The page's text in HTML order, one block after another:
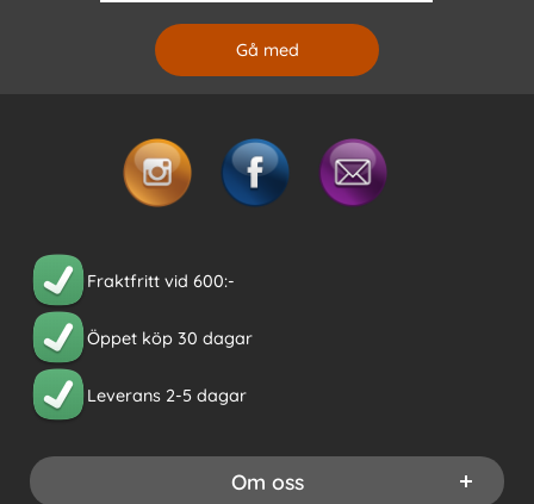
Fraktfritt vid 600:-
Öppet köp 30 dagar
Leverans 2-5 dagar
Om oss